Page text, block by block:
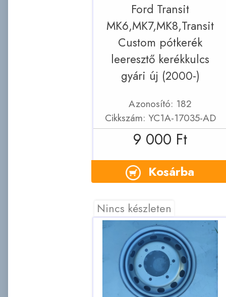
Ford Transit
MK6,MK7,MK8,Transit
Custom pótkerék
leeresztő kerékkulcs
gyári új (2000-)
Azonosító: 182
Cikkszám: YC1A-17035-AD
9 000 Ft
Kosárba
Nincs készleten